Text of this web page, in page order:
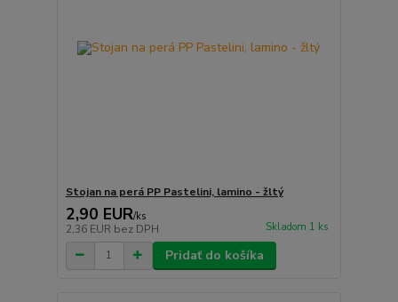
Stojan na perá PP Pastelini, lamino - žltý
2,90 EUR/ks
2,36 EUR bez DPH Skladom 1 ks
Pridať do košíka